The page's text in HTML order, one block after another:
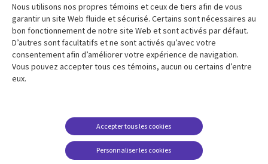
Salle de presse
Ressources
Articles
Études de cas
Baladodiffusions
Support
Restrictions et
conditions juridiques
Carrières FAQ
Social
Media
Global
FR
Nous utilisons nos propres témoins et ceux de tiers afin de vous
garantir un site Web fluide et sécurisé. Certains sont nécessaires au
bon fonctionnement de notre site Web et sont activés par défaut.
D’autres sont facultatifs et ne sont activés qu’avec votre
consentement afin d’améliorer votre expérience de navigation.
Vous pouvez accepter tous ces témoins, aucun ou certains d’entre
eux.
Personnaliser les cookies
Accepter tous les cookies